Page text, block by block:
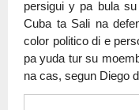
persigui y pa bula
Cuba ta Sali na
color politico di e
pa yuda tur su
na cas, segun Diego